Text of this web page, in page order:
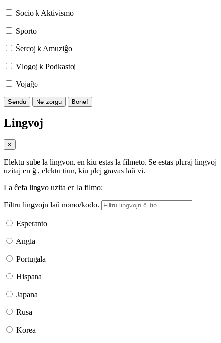
Socio k Aktivismo
Sporto
Ŝercoj k Amuziĝo
Vlogoj k Podkastoj
Vojaĝo
Sendu Ne zorgu Bone!
Lingvoj
×
Elektu sube la lingvon, en kiu estas la filmeto. Se estas pluraj lingvoj
uzitaj en ĝi, elektu tiun, kiu plej gravas laŭ vi.
La ĉefa lingvo uzita en la filmo:
Filtru lingvojn laŭ nomo/kodo.
Esperanto
Angla
Portugala
Hispana
Japana
Rusa
Korea